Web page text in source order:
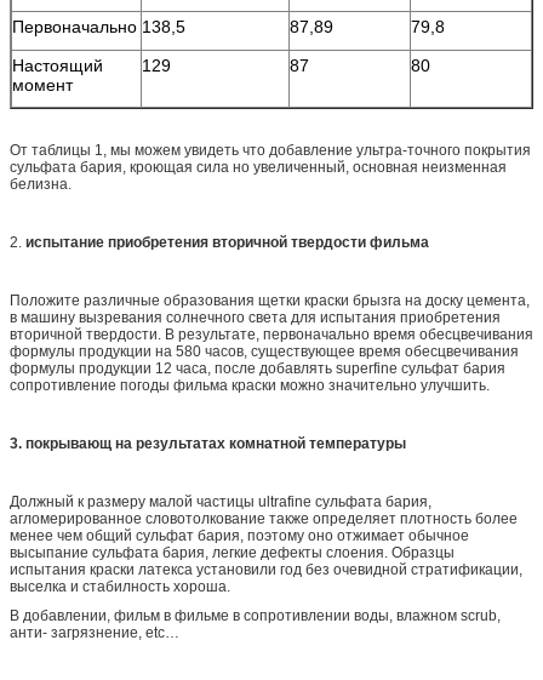
Первоначально 138,5 87,89
79,8
Настоящий
момент
129 87 80
От таблицы 1, мы можем увидеть что добавление ультра-точного покрытия
сульфата бария, кроющая сила но увеличенный, основная неизменная
белизна.
2. испытание приобретения вторичной твердости фильма
Положите различные образования щетки краски брызга на доску цемента,
в машину вызревания солнечного света для испытания приобретения
вторичной твердости. В результате, первоначально время обесцвечивания
формулы продукции на 580 часов, существующее время обесцвечивания
формулы продукции 12 часа, после добавлять superfine сульфат бария
сопротивление погоды фильма краски можно значительно улучшить.
3. покрывающ на результатах комнатной температуры
Должный к размеру малой частицы ultrafine сульфата бария,
агломерированное словотолкование также определяет плотность более
менее чем общий сульфат бария, поэтому оно отжимает обычное
высыпание сульфата бария, легкие дефекты слоения. Образцы
испытания краски латекса установили год без очевидной стратификации,
выселка и стабилность хороша.
В добавлении, фильм в фильме в сопротивлении воды, влажном scrub,
анти- загрязнение, etc…